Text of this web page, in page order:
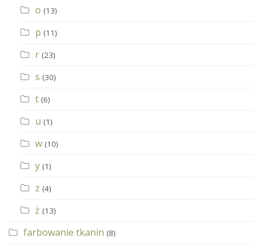
o (13)
p (11)
r (23)
s (30)
t (6)
u (1)
w (10)
y (1)
z (4)
ż (13)
farbowanie tkanin (8)